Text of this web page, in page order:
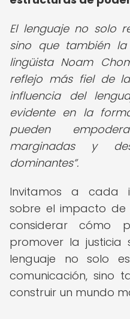
El lenguaje no solo
sino que también
lingüista Noam
reflejo más fiel de
influencia del
evidente en la
pueden
marginadas y
dominantes .
Invitamos a cada
sobre el impacto
considerar cómo
promover la justicia
lenguaje no solo
comunicación, sino
construir un mundo